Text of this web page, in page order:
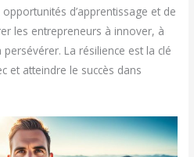
d’apprentissage et de
les entrepreneurs à innover, à
La résilience est la clé
et atteindre le succès dans